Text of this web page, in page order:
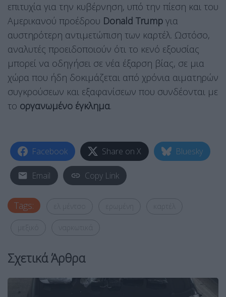
επιτυχία για την κυβέρνηση, υπό την πίεση και του
Αμερικανού προέδρου Donald Trump για
αυστηρότερη αντιμετώπιση των καρτέλ. Ωστόσο,
αναλυτές προειδοποιούν ότι το κενό εξουσίας
μπορεί να οδηγήσει σε νέα έξαρση βίας, σε μια
χώρα που ήδη δοκιμάζεται από χρόνια αιματηρών
συγκρούσεων και εξαφανίσεων που συνδέονται με
το οργανωμένο έγκλημα.
Facebook Share on X Bluesky
Email Copy Link
Tags:
Σχετικά Άρθρα